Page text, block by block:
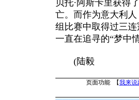
贝托·阿斯卡里获得
亡。而作为意大利
组比赛中取得过三
一直在追寻的“梦中情
(陆毅
页面功能 【我来说